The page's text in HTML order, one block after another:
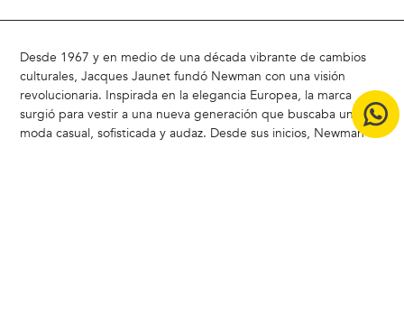
Desde 1967 y en medio de una década vibrante de cambios
culturales, Jacques Jaunet fundó Newman con una visión
revolucionaria. Inspirada en la elegancia Europea, la marca
surgió para vestir a una nueva generación que buscaba una
moda casual, sofisticada y audaz. Desde sus inicios, Newman ha